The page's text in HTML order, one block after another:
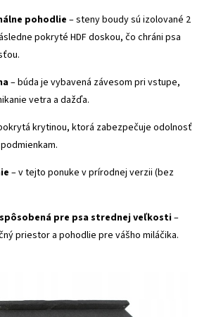
pohodlie – steny boudy sú izolované 2
pokryté HDF doskou, čo chráni psa
– búda je vybavená závesom pri vstupe,
vetra a dažďa.
krytinou, ktorá zabezpečuje odolnosť
– v tejto ponuke v prírodnej verzii (bez
pre psa strednej veľkosti–
priestor a pohodlie pre vášho miláčika.